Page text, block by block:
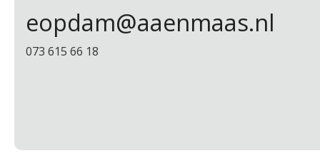
eopdam@aaenmaas.nl
073 615 66 18